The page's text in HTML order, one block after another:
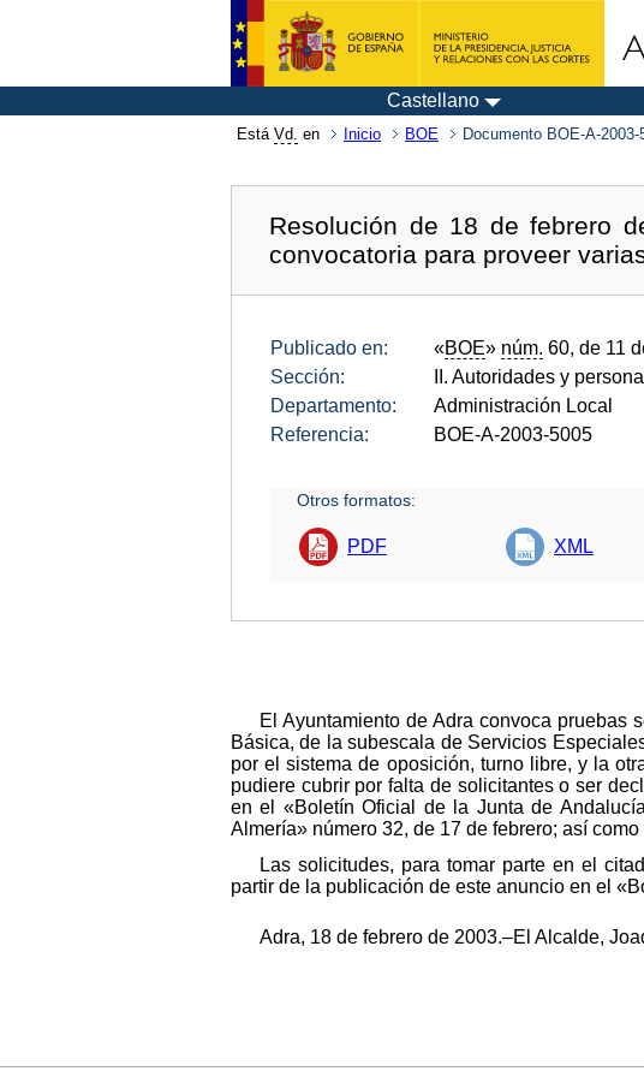
Castellano
Está Vd. en Inicio BOE Documento BOE-A-2003-
Resolución de 18 de febrero
convocatoria para proveer
Publicado en: «BOE» núm. 60, de 11
Sección:
II. Autoridades y personal
Departamento:
Administración Local
Referencia:
BOE-A-2003-5005
Otros formatos:
PDF XML
El Ayuntamiento de Adra convoca
Básica, de la subescala de Servicios
por el sistema de oposición, turno libre, y la
pudiere cubrir por falta de solicitantes o ser
en el «Boletín Oficial de la Junta de
Almería» número 32, de 17 de febrero; así
Las solicitudes, para tomar parte en el
partir de la publicación de este anuncio en el
Adra, 18 de febrero de 2003.‒El Alcalde,